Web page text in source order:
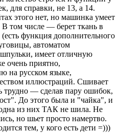
для справки, не 13, а 14.
этого нет, но машинка умеет
В том числе — берет ткань в
функция дополнительного
автоматом
шпульки, имеет отличную
очень приятно,
на русском языке,
иллюстраций. Сшивает
трудно — сделав пару ошибок,
До этого была и "чайка", и
из них ТАК не шила. Не
но шьет просто намертво.
тем, у кого есть дети =)))